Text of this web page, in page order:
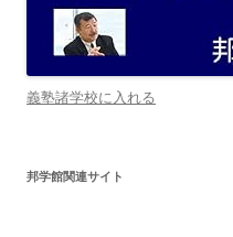
義塾諸学校に入れる
邦学館関連サイト